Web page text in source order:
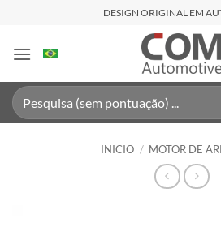
contenido
DESIGN ORIGINAL EM
Buscar
por:
INICIO / MOTOR DE